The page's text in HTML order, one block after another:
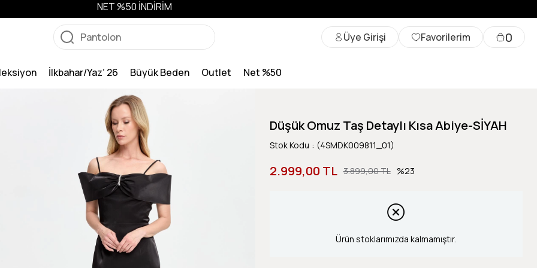
NET %50 İNDİRİM
Üye Girişi Favorilerim 0
İlkbahar/Yaz’ 26 Büyük Beden Outlet Net %50
Düşük Omuz Taş Detaylı Kısa Abiye-SİYAH
Stok Kodu (4SMDK009811_01)
3.899,00 TL
2.999,00 TL 23
Ürün stoklarımızda kalmamıştır.